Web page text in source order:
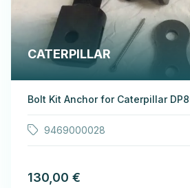
CATERPILLAR
Bolt Kit Anchor for Caterpillar
9469000028
130,00 €